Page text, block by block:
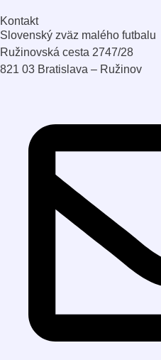
Kontakt
Slovenský zväz malého futbalu
Ružinovská cesta 2747/28
821 03 Bratislava – Ružinov